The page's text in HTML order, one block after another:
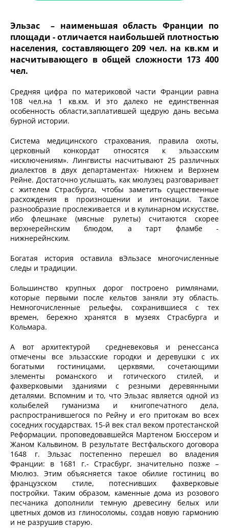
Эльзас – наименьшая область Франции по
площади - отличается наибольшей плотностью
населения, составляющего 209 чел. на кв.км и
насчитывающего в общей сложности 173 400
чел.
Средняя цифра по материковой части Франции равна
108 чел.на 1 кв.км. И это далеко не единственная
особенность области,заплатившей щедрую дань весьма
бурной истории.
Система медицинского страхования, правила охоты,
церковный конкордат относятся к эльзасским
«исключениям». Лингвисты насчитывают 25 различных
диалектов в двух департаментах- Нижнем и Верхнем
Рейне. Достаточно услышать, как мюлузец разговаривает
с жителем Страсбурга, чтобы заметить существенные
расхождения в произношении и интонации. Такое
разнообразие прослеживается и в кулинарном искусстве,
ибо флешнаке (мясные рулеты) считаются скорее
верхнерейнским блюдом, а тарт фламбе -
нижнерейнским.
Богатая история оставила вЭльзасе многочисленные
следы и традиции.
Большинство крупных дорог построено римлянами,
которые первыми после кельтов заняли эту область.
Немногочисленные рельефы, сохранившиеся с тех
времен, бережно хранятся в музеях Страсбурга и
Кольмара.
А вот архитектурой средневековья и ренессанса
отмечены все эльзасские городки и деревушки с их
богатыми гостиницами, церквями, сочетающими
элементы романского и готического стилей, и
фахверковыми зданиями с резными деревянными
деталями. Вспомним и то, что Эльзас является одной из
колыбелей гуманизма и книгопечатного дела,
распространившегося по Рейну и его притокам во всех
соседних государствах. 15-й век стал веком протестанской
Реформации, проповедовавшейся Мартеном Бюссером и
Жаном Кальвином. В результате Вестфальского договора
1648 г. Эльзас постепенно перешел во владения
Франции: в 1681 г.- Страсбург, значительно позже –
Мюлюз. Этим объясняется такое обилие гостиниц во
французском стиле, потеснивших фахверковые
постройки. Таким образом, каменные дома из розового
песчаника дополнили темную древесину белых или
цветных домов из глиносоломы, создав новую гармонию
и не разрушив старую.